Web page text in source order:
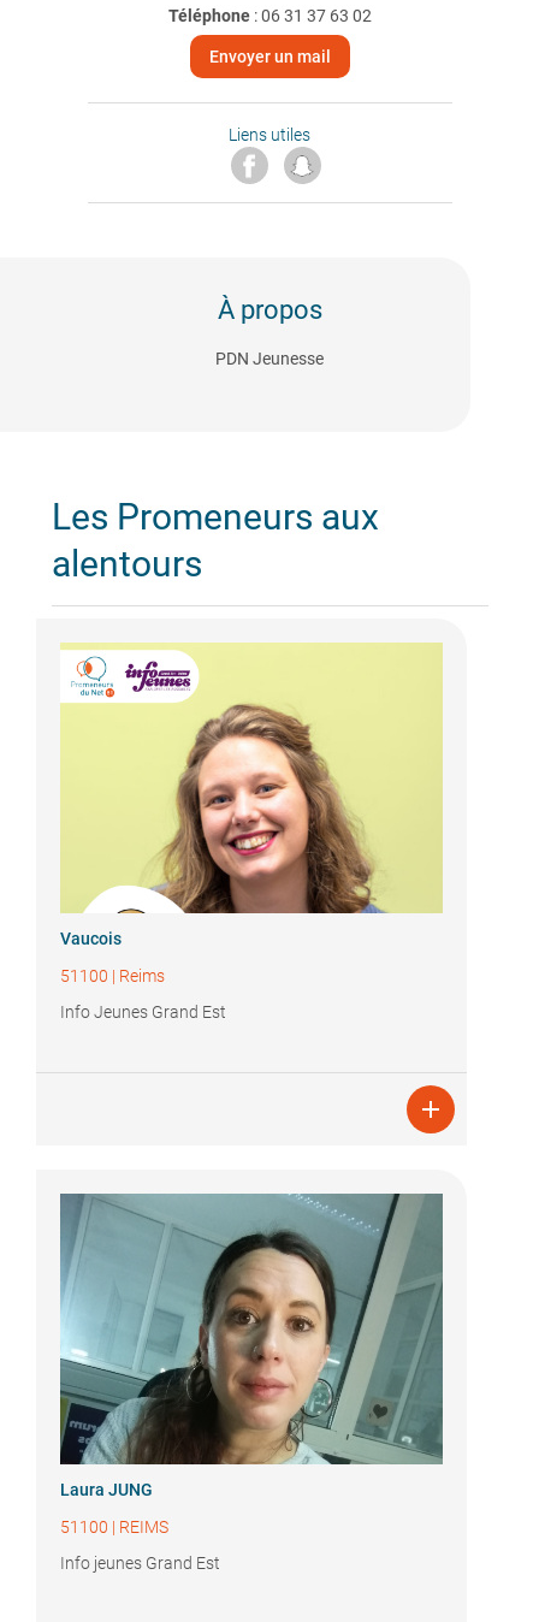
Téléphone:06 31 37 63 02
Envoyer un mail
Liens utiles
À propos
PDN Jeunesse
Les Promeneurs aux
alentours
Vaucois
51100 | Reims
Info Jeunes Grand Est

Laura JUNG
51100 | REIMS
Info jeunes Grand Est